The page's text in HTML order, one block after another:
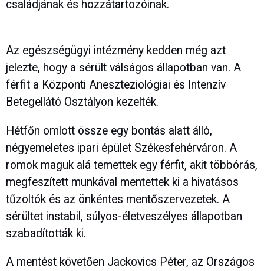
családjának és hozzátartozóinak.
Az egészségügyi intézmény kedden még azt
jelezte, hogy a sérült válságos állapotban van. A
férfit a Központi Aneszteziológiai és Intenzív
Betegellátó Osztályon kezelték.
Hétfőn omlott össze egy bontás alatt álló,
négyemeletes ipari épület Székesfehérváron. A
romok maguk alá temettek egy férfit, akit többórás,
megfeszített munkával mentettek ki a hivatásos
tűzoltók és az önkéntes mentőszervezetek. A
sérültet instabil, súlyos-életveszélyes állapotban
szabadították ki.
A mentést követően Jackovics Péter, az Országos